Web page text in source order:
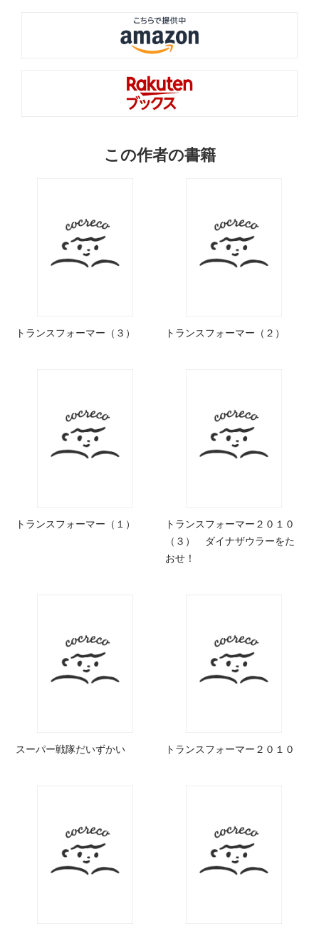
この作者の書籍
トランスフォーマー（３） トランスフォーマー（２）
トランスフォーマー（１）
トランスフォーマー２０１０
（３） ダイナザウラーをた
おせ！
スーパー戦隊だいずかい トランスフォーマー２０１０